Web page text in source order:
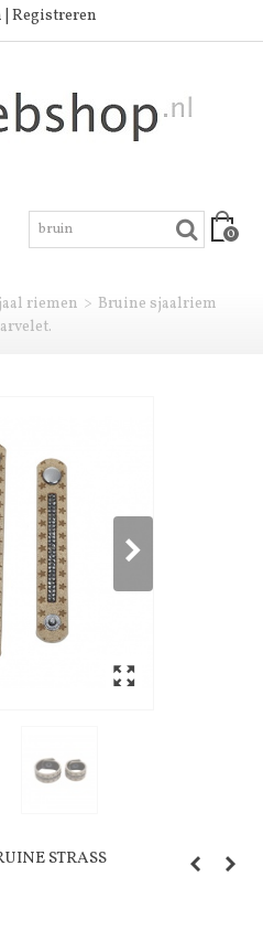
Registreren
0
riemen > Bruine sjaalriem
STRASS